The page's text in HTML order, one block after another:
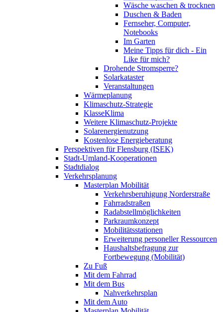
Wäsche waschen & trocknen
Duschen & Baden
Fernseher, Computer,
Notebooks
Im Garten
Meine Tipps für dich - Ein
Like für mich?
Drohende Stromsperre?
Solarkataster
Veranstaltungen
Wärmeplanung
Klimaschutz-Strategie
KlasseKlima
Weitere Klimaschutz-Projekte
Solarenergienutzung
Kostenlose Energieberatung
Perspektiven für Flensburg (ISEK)
Stadt-Umland-Kooperationen
Stadtdialog
Verkehrsplanung
Masterplan Mobilität
Verkehrsberuhigung Norderstraße
Fahrradstraßen
Radabstellmöglichkeiten
Parkraumkonzept
Mobilitätsstationen
Erweiterung personeller Ressourcen
Haushaltsbefragung zur
Fortbewegung (Mobilität)
Zu Fuß
Mit dem Fahrrad
Mit dem Bus
Nahverkehrsplan
Mit dem Auto